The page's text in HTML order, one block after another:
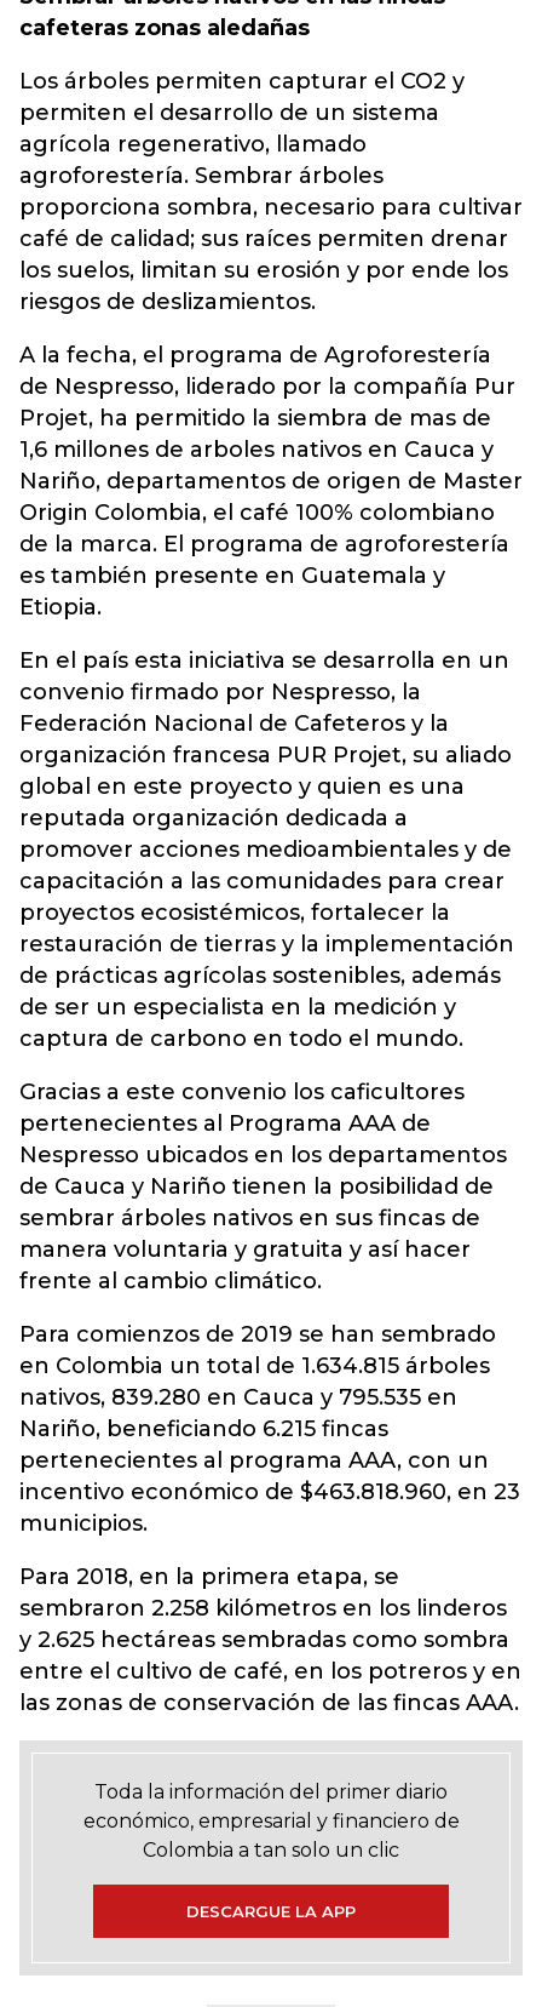
cafeteras zonas aledañas
Los árboles permiten capturar el CO2 y
permiten el desarrollo de un sistema
agrícola regenerativo, llamado
agroforestería. Sembrar árboles
proporciona sombra, necesario para cultivar
café de calidad; sus raíces permiten drenar
los suelos, limitan su erosión y por ende los
riesgos de deslizamientos.
A la fecha, el programa de Agroforestería
de Nespresso, liderado por la compañía Pur
Projet, ha permitido la siembra de mas de
1,6 millones de arboles nativos en Cauca y
Nariño, departamentos de origen de Master
Origin Colombia, el café 100% colombiano
de la marca. El programa de agroforestería
es también presente en Guatemala y
Etiopia.
En el país esta iniciativa se desarrolla en un
convenio firmado por Nespresso, la
Federación Nacional de Cafeteros y la
organización francesa PUR Projet, su aliado
global en este proyecto y quien es una
reputada organización dedicada a
promover acciones medioambientales y de
capacitación a las comunidades para crear
proyectos ecosistémicos, fortalecer la
restauración de tierras y la implementación
de prácticas agrícolas sostenibles, además
de ser un especialista en la medición y
captura de carbono en todo el mundo.
Gracias a este convenio los caficultores
pertenecientes al Programa AAA de
Nespresso ubicados en los departamentos
de Cauca y Nariño tienen la posibilidad de
sembrar árboles nativos en sus fincas de
manera voluntaria y gratuita y así hacer
frente al cambio climático.
Para comienzos de 2019 se han sembrado
en Colombia un total de 1.634.815 árboles
nativos, 839.280 en Cauca y 795.535 en
Nariño, beneficiando 6.215 fincas
pertenecientes al programa AAA, con un
incentivo económico de $463.818.960, en 23
municipios.
Para 2018, en la primera etapa, se
sembraron 2.258 kilómetros en los linderos
y 2.625 hectáreas sembradas como sombra
entre el cultivo de café, en los potreros y en
las zonas de conservación de las fincas AAA.
Toda la información del primer diario
económico, empresarial y financiero de
Colombia a tan solo un clic
DESCARGUE LA APP